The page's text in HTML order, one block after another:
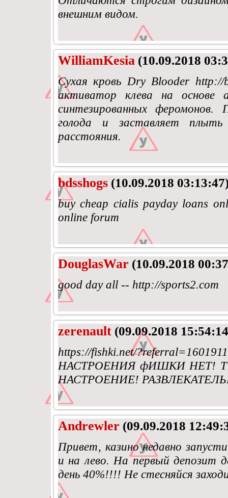
внешним видом.
WilliamKesia (10.09.2018
Сухая кровь Dry Blooder
активатор клева на основе
синтезированных
голода и заставляет
расстояния.
bdsshogs (10.09.2018
buy cheap cialis payday loans
online forum
DouglasWar (10.09.2018
good day all -- http://sports2.com
zerenault (09.09.2018
https://fishki.net/
НАСТРОЕНИЯ фИШКИ НЕТ!
НАСТРОЕНИЕ!
Andrewler (09.09.2018
Привет, казино недавно
и на лево. На первый
день 40%!!!! Не стесняйся